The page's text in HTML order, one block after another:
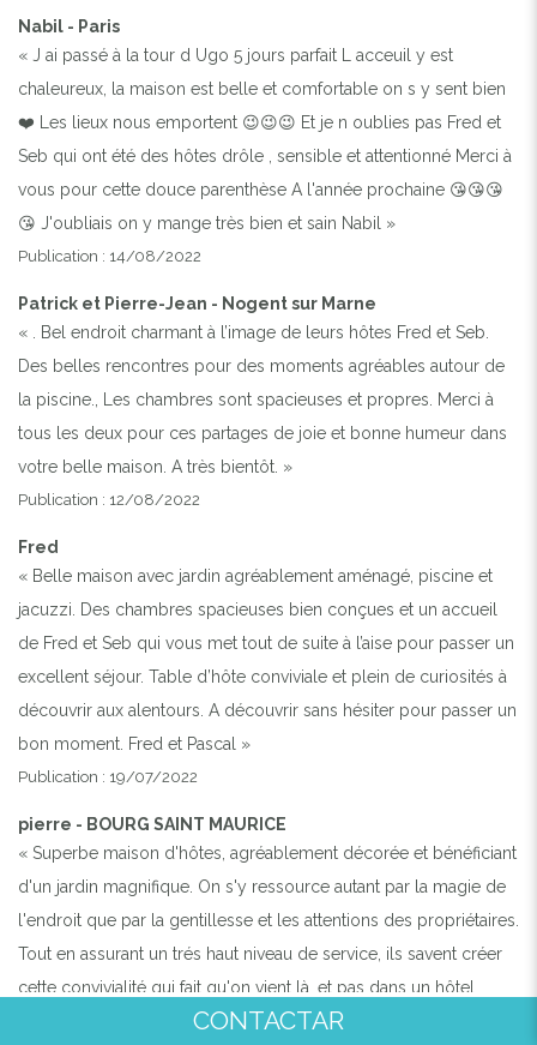
Nabil - Paris
« J ai passé à la tour d Ugo 5 jours parfait L acceuil y est
chaleureux, la maison est belle et comfortable on s y sent bien
❤️ Les lieux nous emportent 😉😉😉 Et je n oublies pas Fred et
Seb qui ont été des hôtes drôle , sensible et attentionné Merci à
vous pour cette douce parenthèse A l'année prochaine 😘😘😘
😘 J'oubliais on y mange très bien et sain Nabil »
Publication : 14/08/2022
Patrick et Pierre-Jean - Nogent sur Marne
« . Bel endroit charmant à l’image de leurs hôtes Fred et Seb.
Des belles rencontres pour des moments agréables autour de
la piscine., Les chambres sont spacieuses et propres. Merci à
tous les deux pour ces partages de joie et bonne humeur dans
votre belle maison. A très bientôt. »
Publication : 12/08/2022
Fred
« Belle maison avec jardin agréablement aménagé, piscine et
jacuzzi. Des chambres spacieuses bien conçues et un accueil
de Fred et Seb qui vous met tout de suite à l’aise pour passer un
excellent séjour. Table d’hôte conviviale et plein de curiosités à
découvrir aux alentours. A découvrir sans hésiter pour passer un
bon moment. Fred et Pascal »
Publication : 19/07/2022
pierre - BOURG SAINT MAURICE
« Superbe maison d'hôtes, agréablement décorée et bénéficiant
d'un jardin magnifique. On s'y ressource autant par la magie de
l'endroit que par la gentillesse et les attentions des propriétaires.
Tout en assurant un trés haut niveau de service, ils savent créer
cette convivialité qui fait qu'on vient là, et pas dans un hôtel.
Ajoutons à cela que Carcassonne n'est qu'à quelques minutes et
CONTACTAR